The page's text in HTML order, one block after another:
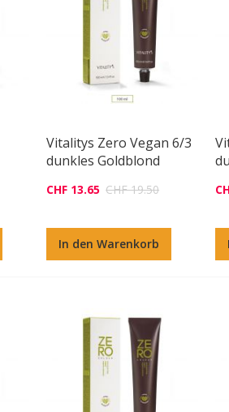
Vitalitys Zero Vegan 6/3
dunkles Goldblond
CHF 13.65 CHF 19.50
In den Warenkorb